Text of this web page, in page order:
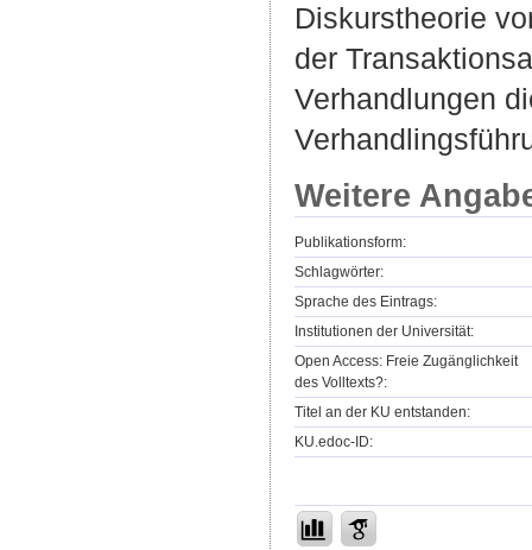
Diskurstheorie
der
Verhandlungen
Weitere
Publikationsform:
Schlagwörter:
Sprache des Eintrags:
Institutionen der Universität:
Open Access: Freie Zugänglichkeit
des Volltexts?:
Titel an der KU entstanden:
KU.edoc-ID: